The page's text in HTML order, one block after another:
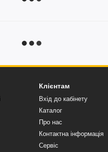
Клієнтам
Вхід до кабінету
Каталог
Про нас
Контактна інформація
Сервіс